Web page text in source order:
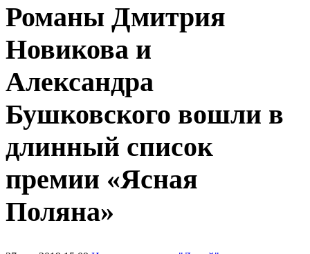
Романы Дмитрия
Новикова и
Александра
Бушковского вошли в
длинный список
премии «Ясная
Поляна»